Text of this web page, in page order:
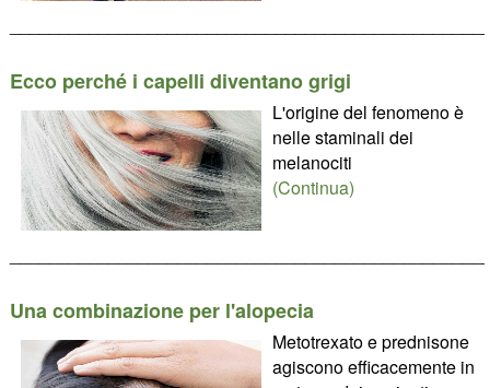
Ecco perché i capelli diventano grigi
L'origine del fenomeno è
nelle staminali dei
melanociti
(Continua)
Una combinazione per l'alopecia
Metotrexato e prednisone
agiscono efficacemente in